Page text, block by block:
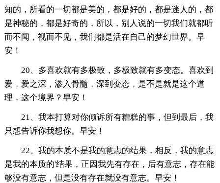
知的，所看的一切都是美的，都是好的，都是迷人的，都
是神秘的，都是好奇的，所以，别人说的一切我们就都听
而不闻，视而不见，我们都是活在自己的梦幻世界。早
安！
20、多喜欢就有多极致，多极致就有多变态。喜欢到
爱，爱之深，渗入骨髓，深到变态，是不是就是这个道
理，这个境界？早安！
21、我本打算对你倾诉所有糟糕的事，但到最后，我
只想告诉你我想你。早安！
22、我的本质不是我的意志的结果，相反，我的意志
是我的本质的'结果，正因我先有存在，后有意志，存在能
够没有意志，但是没有存在就没有意志。早安！